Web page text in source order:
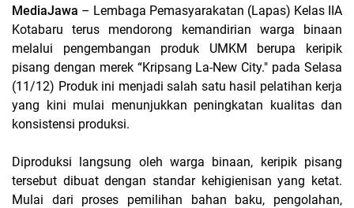
MediaJawa – Lembaga Pemasyarakatan (Lapas) Kelas IIA
Kotabaru terus mendorong kemandirian warga binaan
melalui pengembangan produk UMKM berupa keripik
pisang dengan merek “Kripsang La-New City." pada Selasa
(11/12) Produk ini menjadi salah satu hasil pelatihan kerja
yang kini mulai menunjukkan peningkatan kualitas dan
konsistensi produksi.
Diproduksi langsung oleh warga binaan, keripik pisang
tersebut dibuat dengan standar kehigienisan yang ketat.
Mulai dari proses pemilihan bahan baku, pengolahan,